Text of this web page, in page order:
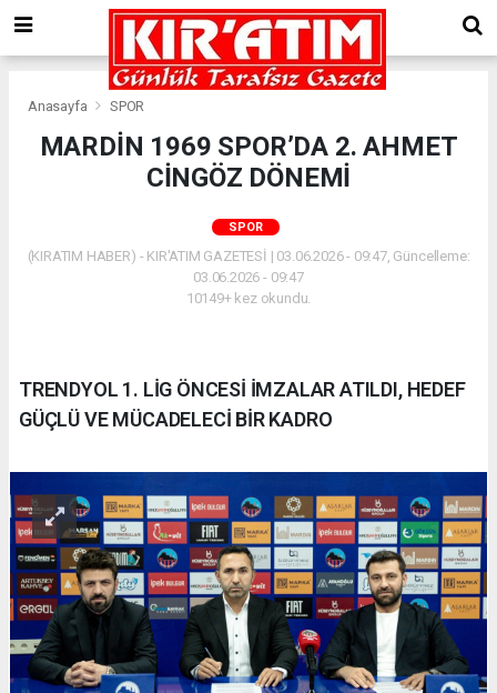
Anasayfa SPOR
MARDİN 1969 SPOR’DA 2. AHMET
CİNGÖZ DÖNEMİ
SPOR
(KIRATIM HABER) - KIR'ATIM GAZETESİ | 03.06.2026 - 09:47, Güncelleme:
03.06.2026 - 09:47
10149+ kez okundu.
TRENDYOL 1. LİG ÖNCESİ İMZALAR ATILDI, HEDEF
GÜÇLÜ VE MÜCADELECİ BİR KADRO